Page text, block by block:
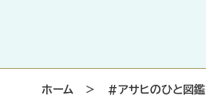
ホーム ＞ #アサヒのひと図鑑